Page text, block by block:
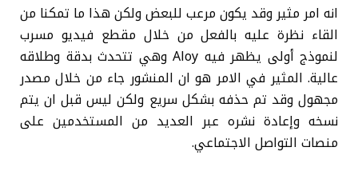
انه امر مثير وقد يكون مرعب للبعض ولكن هذا ما تمكنا من
القاء نظرة عليه بالفعل من خلال مقطع فيديو مسرب
لنموذج أولى يظهر فيه Aloy وهي تتحدث بدقة وطلاقه
عالية. المثير في الامر هو ان المنشور جاء من خلال مصدر
مجهول وقد تم حذفه بشكل سريع ولكن ليس قبل ان يتم
نسخه وإعادة نشره عبر العديد من المستخدمين على
منصات التواصل الاجتماعي.